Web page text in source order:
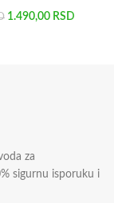
1.490,00 RSD
za
sigurnu isporuku i